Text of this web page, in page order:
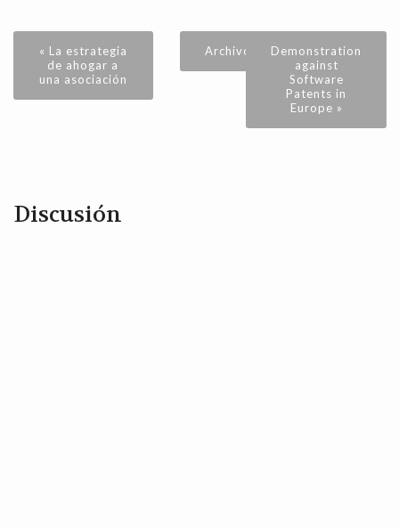
« La estrategia
de ahogar a
una asociación
Archivo
Demonstration
against
Software
Patents in
Europe »
Discusión